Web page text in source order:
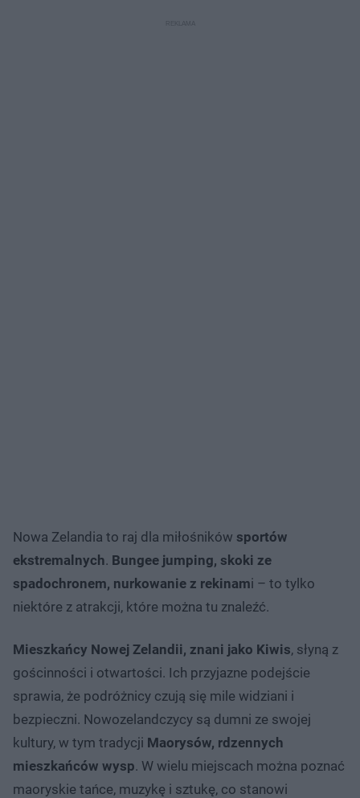
Nowa Zelandia to raj dla miłośników sportów
ekstremalnych. Bungee jumping, skoki ze
spadochronem, nurkowanie z rekinami – to tylko
niektóre z atrakcji, które można tu znaleźć.
Mieszkańcy Nowej Zelandii, znani jako Kiwis, słyną z
gościnności i otwartości. Ich przyjazne podejście
sprawia, że podróżnicy czują się mile widziani i
bezpieczni. Nowozelandczycy są dumni ze swojej
kultury, w tym tradycji Maorysów, rdzennych
mieszkańców wysp. W wielu miejscach można poznać
maoryskie tańce, muzykę i sztukę, co stanowi